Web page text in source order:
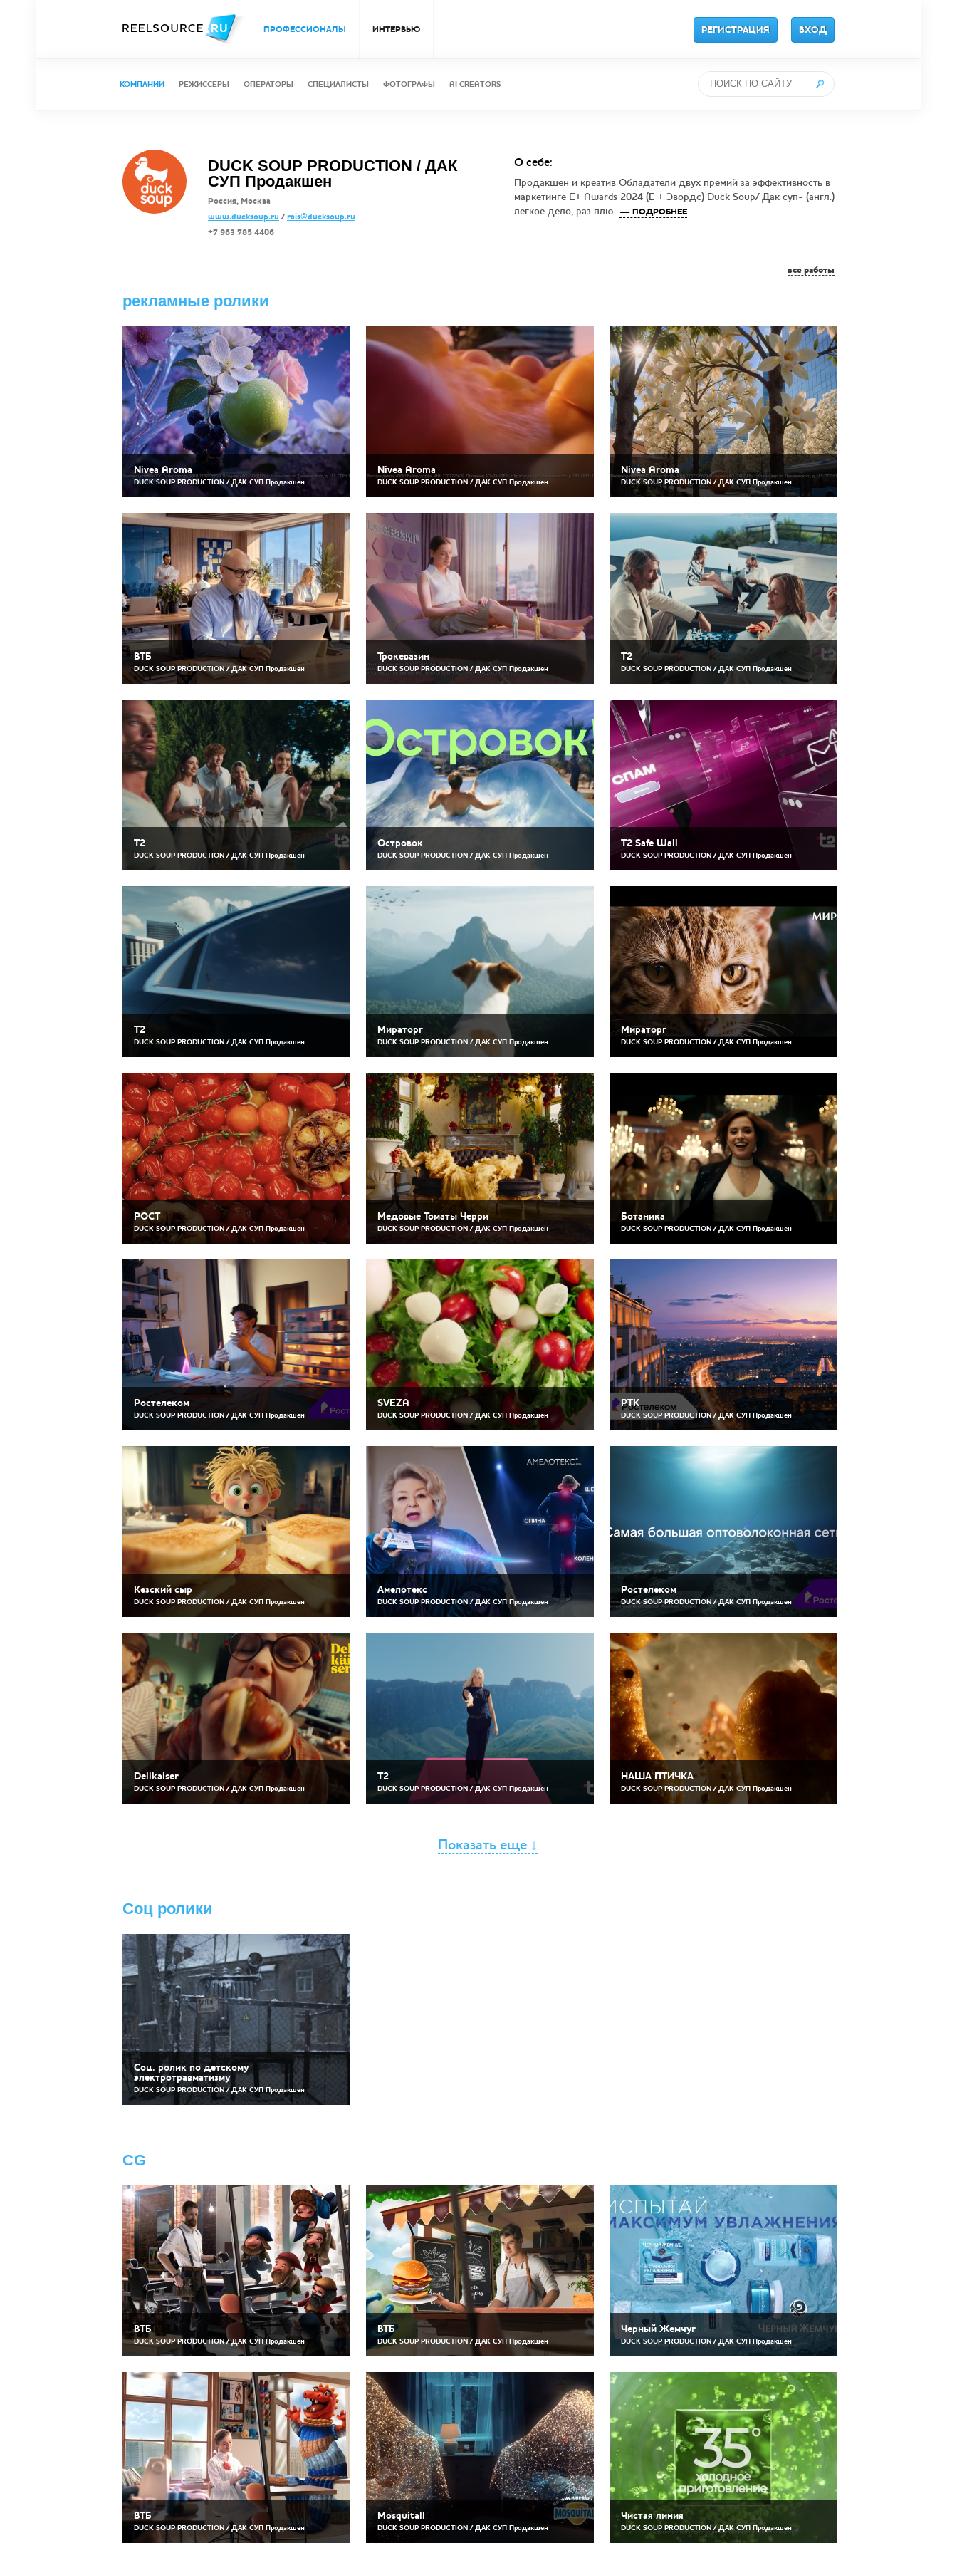
ПРОФЕССИОНАЛЫ ИНТЕРВЬЮ РЕГИСТРАЦИЯ ВХОД
КОМПАНИИ РЕЖИССЕРЫ ОПЕРАТОРЫ СПЕЦИАЛИСТЫ ФОТОГРАФЫ AI CREATORS
DUCK SOUP PRODUCTION / ДАК
СУП Продакшен
Россия, Москва
www.ducksoup.ru/rais@ducksoup.ru
+7 963 785 4406
О себе:
Продакшен и креатив Обладатели двух премий за эффективность в
маркетинге E+ Awards 2024 (Е + Эвордс) Duck Soup/ Дак суп- (англ.)
легкое дело, раз плю
— ПОДРОБНЕЕ
все работы
рекламные ролики
Nivea Aroma
DUCK SOUP PRODUCTION / ДАК СУП Продакшен
Nivea Aroma
DUCK SOUP PRODUCTION / ДАК СУП Продакшен
Nivea Aroma
DUCK SOUP PRODUCTION / ДАК СУП Продакшен
ВТБ
DUCK SOUP PRODUCTION / ДАК СУП Продакшен
Трокевазин
DUCK SOUP PRODUCTION / ДАК СУП Продакшен
Т2
DUCK SOUP PRODUCTION / ДАК СУП Продакшен
T2
DUCK SOUP PRODUCTION / ДАК СУП Продакшен
Островок
DUCK SOUP PRODUCTION / ДАК СУП Продакшен
Т2 Safe Wall
DUCK SOUP PRODUCTION / ДАК СУП Продакшен
T2
DUCK SOUP PRODUCTION / ДАК СУП Продакшен
Мираторг
DUCK SOUP PRODUCTION / ДАК СУП Продакшен
Мираторг
DUCK SOUP PRODUCTION / ДАК СУП Продакшен
РОСТ
DUCK SOUP PRODUCTION / ДАК СУП Продакшен
Медовые Томаты Черри
DUCK SOUP PRODUCTION / ДАК СУП Продакшен
Ботаника
DUCK SOUP PRODUCTION / ДАК СУП Продакшен
Ростелеком
DUCK SOUP PRODUCTION / ДАК СУП Продакшен
SVEZA
DUCK SOUP PRODUCTION / ДАК СУП Продакшен
РТК
DUCK SOUP PRODUCTION / ДАК СУП Продакшен
Кезский сыр
DUCK SOUP PRODUCTION / ДАК СУП Продакшен
Амелотекс
DUCK SOUP PRODUCTION / ДАК СУП Продакшен
Ростелеком
DUCK SOUP PRODUCTION / ДАК СУП Продакшен
Delikaiser
DUCK SOUP PRODUCTION / ДАК СУП Продакшен
T2
DUCK SOUP PRODUCTION / ДАК СУП Продакшен
НАША ПТИЧКА
DUCK SOUP PRODUCTION / ДАК СУП Продакшен
Показать еще ↓
Соц ролики
Соц. ролик по детскому
электротравматизму
DUCK SOUP PRODUCTION / ДАК СУП Продакшен
CG
ВТБ
DUCK SOUP PRODUCTION / ДАК СУП Продакшен
ВТБ
DUCK SOUP PRODUCTION / ДАК СУП Продакшен
Черный Жемчуг
DUCK SOUP PRODUCTION / ДАК СУП Продакшен
ВТБ
DUCK SOUP PRODUCTION / ДАК СУП Продакшен
Mosquitall
DUCK SOUP PRODUCTION / ДАК СУП Продакшен
Чистая линия
DUCK SOUP PRODUCTION / ДАК СУП Продакшен